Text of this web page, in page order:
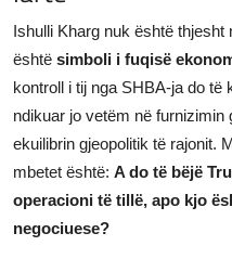
Ishulli Kharg nuk është
është simboli i fuqisë
kontroll i tij nga SHBA-ja do të
ndikuar jo vetëm në furnizimin
ekuilibrin gjeopolitik të rajonit.
mbetet është: A do të bëjë
operacioni të tillë, apo kjo
negociuese?